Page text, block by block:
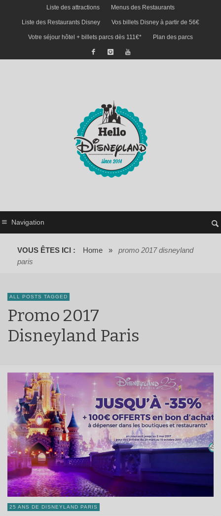
Liste des attractions Menus des Restaurants
Liste des Restaurants Disney Vos billets Disney à partir de 56€
Votre séjour hôtel + billets parcs dès 111€* Plan des parcs
Navigation
VOUS ÊTES ICI : Home »
promo 2017 disneyland
paris
ALL POSTS TAGGED
Promo 2017
Disneyland Paris
25 ANS DE DISNEYLAND PARIS